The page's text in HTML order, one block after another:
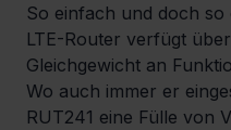
So einfach und doch so
LTE-Router verfügt
Gleichgewicht an
Wo auch immer er
RUT241 eine Fülle von